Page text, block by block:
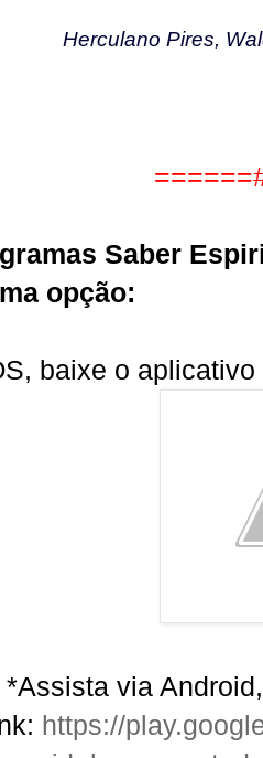
Herculano Pires,
Saber
opção:
baixe o
*Assista via
https://